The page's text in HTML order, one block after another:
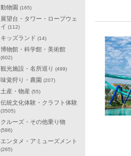
動物園 (165)
展望台・タワー・ロープウェ
イ (112)
キッズランド (14)
博物館・科学館・美術館
(602)
観光施設・名所巡り (499)
味覚狩り・農園 (207)
土産・物産 (55)
伝統文化体験・クラフト体験
(3505)
クルーズ・その他乗り物
(586)
エンタメ・アミューズメント
(265)